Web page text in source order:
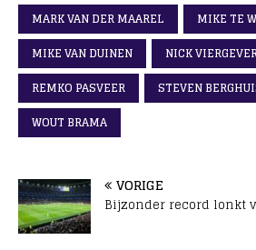
MARK VAN DER MAAREL
MIKE TE
MIKE VAN DUINEN
NICK
REMKO PASVEER
STEVEN
WOUT BRAMA
VORIGE
Bijzonder record lonkt